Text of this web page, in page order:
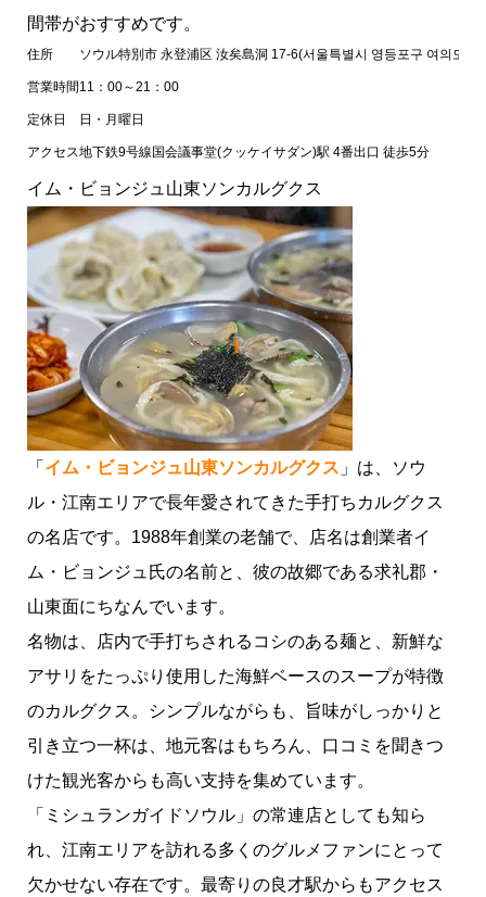
間帯がおすすめです。
住所 ソウル特別市 永登浦区 汝矣島洞 17-6(서울특별시 영등포구 여의도동
営業時間11：00～21：00
定休日 日・月曜日
アクセス地下鉄9号線国会議事堂(クッケイサダン)駅 4番出口 徒歩5分
イム・ビョンジュ山東ソンカルグクス
「 イム・ビョンジュ山東ソンカルグクス 」は、ソウ
ル・江南エリアで長年愛されてきた手打ちカルグクス
の名店です。1988年創業の老舗で、店名は創業者イ
ム・ビョンジュ氏の名前と、彼の故郷である求礼郡・
山東面にちなんでいます。
名物は、店内で手打ちされるコシのある麺と、新鮮な
アサリをたっぷり使用した海鮮ベースのスープが特徴
のカルグクス。シンプルながらも、旨味がしっかりと
引き立つ一杯は、地元客はもちろん、口コミを聞きつ
けた観光客からも高い支持を集めています。
「ミシュランガイドソウル」の常連店としても知ら
れ、江南エリアを訪れる多くのグルメファンにとって
欠かせない存在です。最寄りの良才駅からもアクセス
ミシュランガイドビブグルマンとは
ミシュランガイドビブグルマンを獲得したおすすめグ
ルメ店
クムテジ食堂
駅前会館
花蟹堂
イム・ビョンジュ山東ソンカルグクス
光化門クッパ
ミシュランビブグルマンまとめ